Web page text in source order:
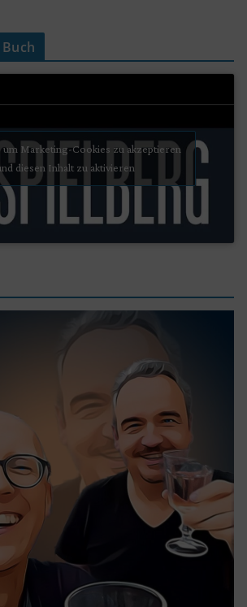
um Marketing-Cookies zu akzeptieren
diesen Inhalt zu aktivieren